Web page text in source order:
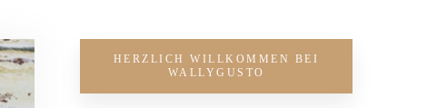
HERZLICH WILLKOMMEN BEI
WALLYGUSTO